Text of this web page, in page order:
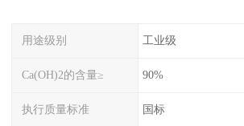
用途级别 工业级
Ca(OH)2的含量≥ 90%
执行质量标准 国标